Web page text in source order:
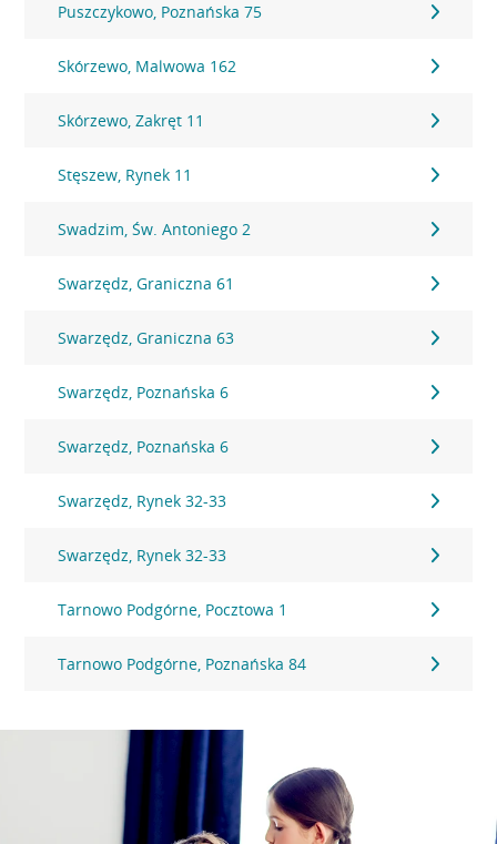
Puszczykowo, Poznańska 75
Skórzewo, Malwowa 162
Skórzewo, Zakręt 11
Stęszew, Rynek 11
Swadzim, Św. Antoniego 2
Swarzędz, Graniczna 61
Swarzędz, Graniczna 63
Swarzędz, Poznańska 6
Swarzędz, Poznańska 6
Swarzędz, Rynek 32-33
Swarzędz, Rynek 32-33
Tarnowo Podgórne, Pocztowa 1
Tarnowo Podgórne, Poznańska 84